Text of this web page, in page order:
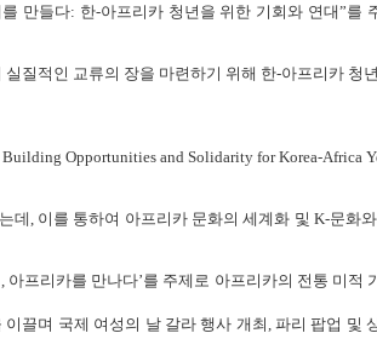
만들다: 한-아프리카 청년을 위한 기회와 연대”
질적인 교류의 장을 마련하기 위해 한-아프리카 청
Opportunities and Solidarity for Korea-Africa
, 이를 통하여 아프리카 문화의 세계화 및 K-문화
프리카를 만나다’를 주제로 아프리카의 전통 미
며 국제 여성의 날 갈라 행사 개최, 파리 팝업 및